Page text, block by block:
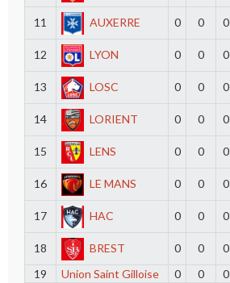
11 AUXERRE 0 0 0
12 LYON 0 0 0
13 LOSC 0 0 0
14 LORIENT 0 0 0
15 LENS 0 0 0
16 LE MANS 0 0 0
17 HAC 0 0 0
18 BREST 0 0 0
19
Union Saint Gilloise 0 0 0